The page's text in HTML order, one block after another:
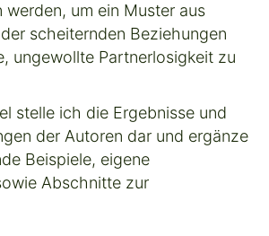
werden, um ein Muster aus
scheiternden Beziehungen
ungewollte Partnerlosigkeit zu
stelle ich die Ergebnisse und
der Autoren dar und ergänze
Beispiele, eigene
Abschnitte zur